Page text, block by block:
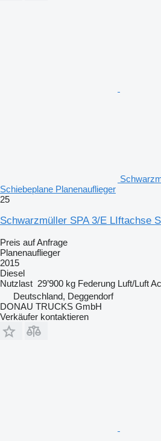
Schiebeplane Planenauflieger
25
Schwarzmüller SPA 3/E LIftachse
Preis auf Anfrage
Planenauflieger
2015
Diesel
Nutzlast 29’900 kg Federung Luft/Luft
Deutschland, Deggendorf
DONAU TRUCKS GmbH
Verkäufer kontaktieren